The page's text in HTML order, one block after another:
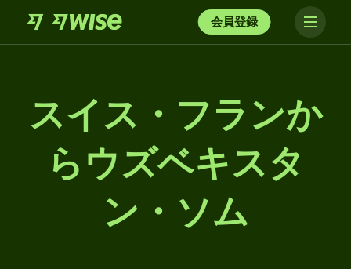
会員登録
スイス・フランか
らウズベキスタ
ン・ソム